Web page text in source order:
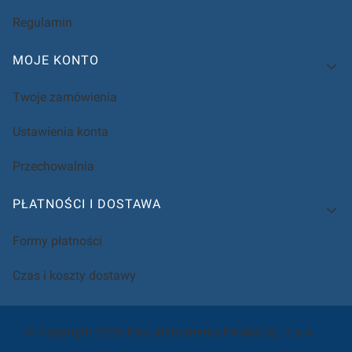
Regulamin
MOJE KONTO
Twoje zamówienia
Ustawienia konta
Przechowalnia
PŁATNOŚCI I DOSTAWA
Formy płatności
Czas i koszty dostawy
© Copyright 2026 Pico Instruments Polska Sp. z o.o.